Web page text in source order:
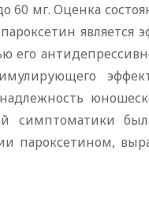
мг. Оценка
его
симптоматики
пароксетином,